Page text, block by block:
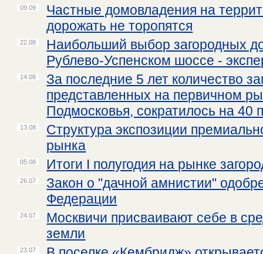
09.09
Частные домовладения на
дорожать не торопятся
22.08
Наибольший выбор загородных
Рублево-Успенском шоссе -
14.08
За последние 5 лет количество
представленных на первичном
Подмосковья, сократилось на 40
13.08
Структура экспозиции
рынка
05.08 Итоги I полугодия на рынке
26.07
Закон о "дачной амнистии"
Федерации
24.07
Москвичи присваивают себе в
земли
23.07